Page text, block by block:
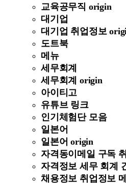
교육공무직 origin
대기업
대기업 취업정보
도트북
메뉴
세무회계
세무회계 origin
아이티고
유튜브 링크
인기체험단 모음
일본어
일본어 origin
자격동이메일 구독
자격정보 세무 회계
채용정보 취업정보